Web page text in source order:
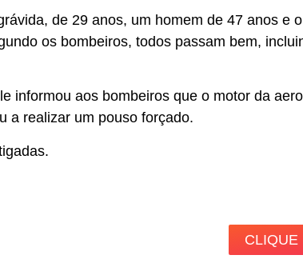
de 29 anos, um homem de 47 anos e o
os bombeiros, todos passam bem,
informou aos bombeiros que o motor da
a realizar um pouso forçado.
CLIQUE